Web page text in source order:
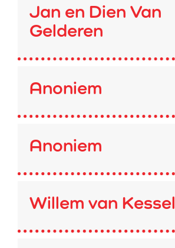
Jan en Dien Van
Gelderen
Anoniem
Anoniem
Willem van Kessel